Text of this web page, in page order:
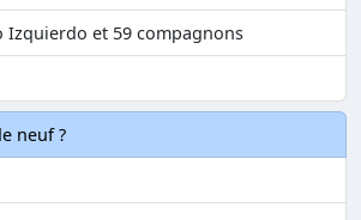
Izquierdo et 59 compagnons
neuf ?